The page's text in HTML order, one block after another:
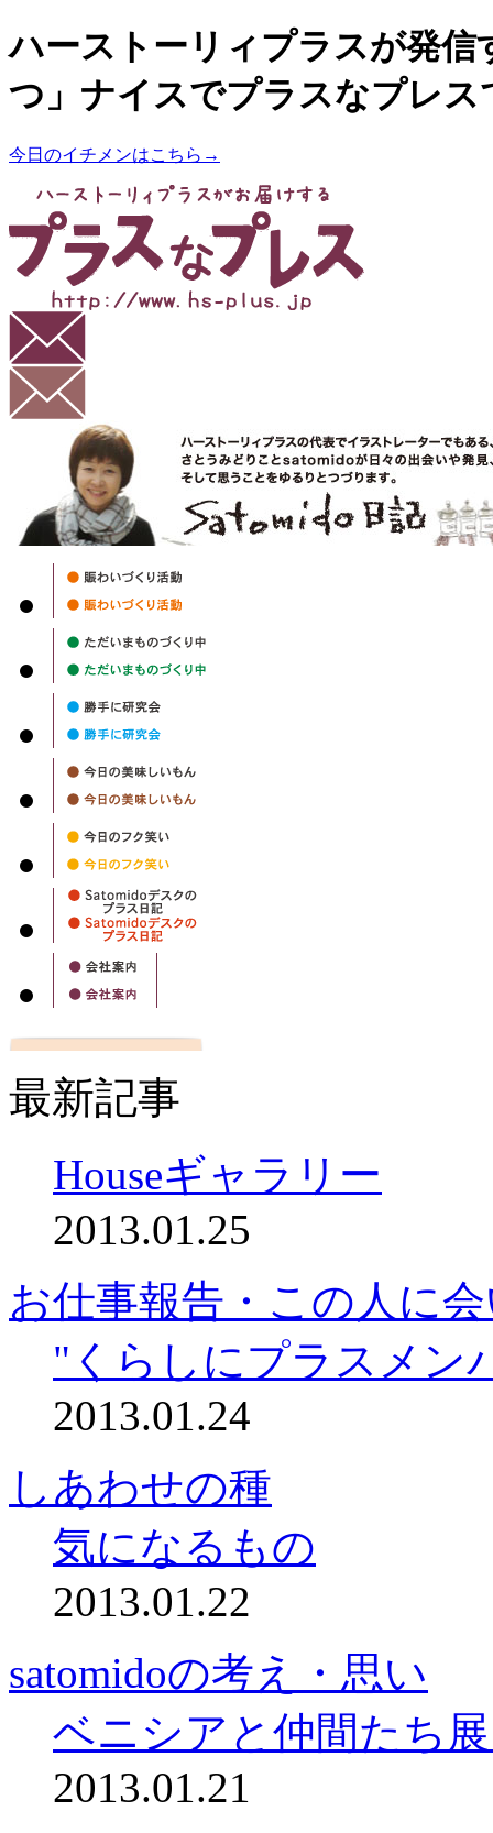
ハーストーリィプラスが発信
つ」ナイスでプラスなプレス
今日のイチメンはこちら→
最新記事
Houseギャラリー
2013.01.25
お仕事報告・この人に
"くらしにプラスメン
2013.01.24
しあわせの種
気になるもの
2013.01.22
satomidoの考え・思い
ベニシアと仲間たち
2013.01.21